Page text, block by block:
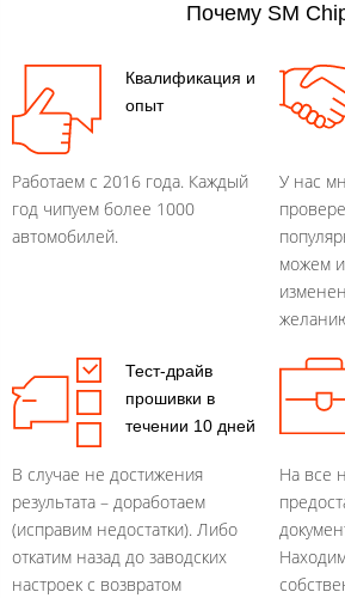
Почему SM
Квалификация и
опыт
Работаем с 2016 года. Каждый
год чипуем более 1000
автомобилей.
У нас
можем
Тест-драйв
прошивки в
течении 10 дней
В случае не достижения
результата – доработаем
(исправим недостатки). Либо
откатим назад до заводских
настроек с возвратом
На все